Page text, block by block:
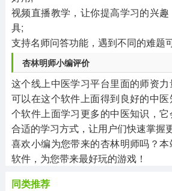
视频直播教学，让你提高学习的兴
具;
支持名师问答功能，遇到不同的难题
杏林明师小编评价
这个线上中医学习平台里面的师资
可以在这个软件上面得到良好的中
个软件上面学习更多的中医知识，
合适的学习方式，让用户们快速掌握
喜欢小编为您带来的杏林明师吗？
软件，为您带来最好玩的游戏！
同类推荐